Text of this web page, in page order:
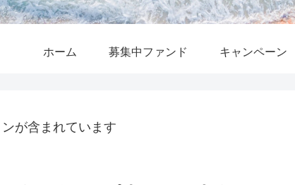
ホーム 募集中ファンド キャンペーン
が含まれています